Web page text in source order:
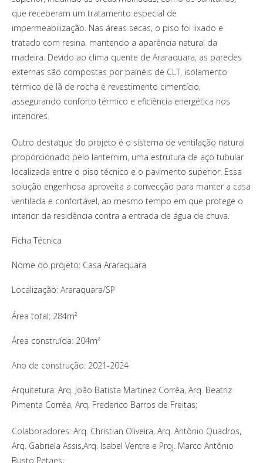
que receberam um tratamento especial de
impermeabilização. Nas áreas secas, o piso foi lixado e
tratado com resina, mantendo a aparência natural da
madeira. Devido ao clima quente de Araraquara, as paredes
externas são compostas por painéis de CLT, isolamento
térmico de lã de rocha e revestimento cimentício,
assegurando conforto térmico e eficiência energética nos
interiores.
Outro destaque do projeto é o sistema de ventilação natural
proporcionado pelo lanternim, uma estrutura de aço tubular
localizada entre o piso técnico e o pavimento superior. Essa
solução engenhosa aproveita a convecção para manter a casa
ventilada e confortável, ao mesmo tempo em que protege o
interior da residência contra a entrada de água de chuva.
Ficha Técnica
Nome do projeto: Casa Araraquara
Localização: Araraquara/SP
Área total: 284m²
Área construída: 204m²
Ano de construção: 2021-2024
Arquitetura: Arq. João Batista Martinez Corrêa, Arq. Beatriz
Pimenta Corrêa, Arq. Frederico Barros de Freitas;
Colaboradores: Arq. Christian Oliveira, Arq. Antônio Quadros,
Arq. Gabriela Assis,Arq. Isabel Ventre e Proj. Marco Antônio
Busto Petaes;